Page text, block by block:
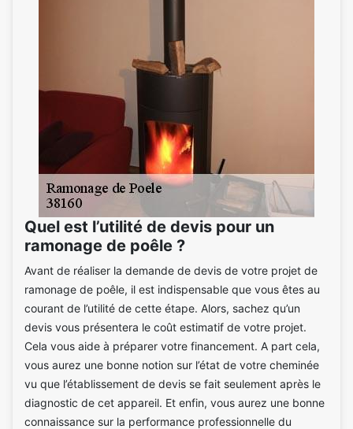
Quel est l’utilité de devis pour un
ramonage de poêle ?
Avant de réaliser la demande de devis de votre projet de
ramonage de poêle, il est indispensable que vous êtes au
courant de l’utilité de cette étape. Alors, sachez qu’un
devis vous présentera le coût estimatif de votre projet.
Cela vous aide à préparer votre financement. A part cela,
vous aurez une bonne notion sur l’état de votre cheminée
vu que l’établissement de devis se fait seulement après le
diagnostic de cet appareil. Et enfin, vous aurez une bonne
connaissance sur la performance professionnelle du